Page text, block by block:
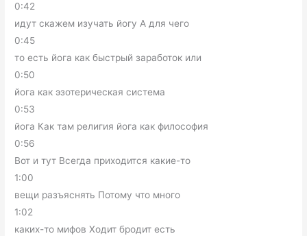
0:42
идут скажем изучать йогу А для чего
0:45
то есть йога как быстрый заработок или
0:50
йога как эзотерическая система
0:53
йога Как там религия йога как философия
0:56
Вот и тут Всегда приходится какие-то
1:00
вещи разъяснять Потому что много
1:02
каких-то мифов Ходит бродит есть